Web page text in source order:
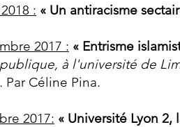
: « Un ant­iracisme
2017 : « Entrisme
à l'université de
Par Céline Pina.
2017: « Université Lyon 2,